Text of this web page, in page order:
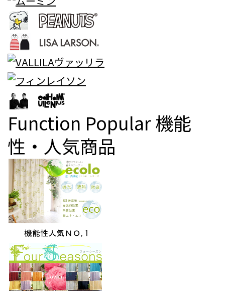
Function Popular機能
性・人気商品